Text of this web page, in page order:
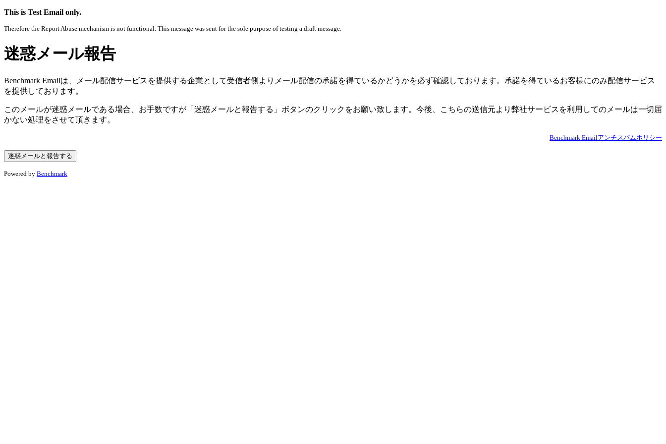
This is Test Email only.
Therefore the Report Abuse mechanism is not functional. This message was sent for the sole purpose of testing a draft message.
迷惑メール報告
Benchmark Emailは、メール配信サービスを提供する企業として受信者側よりメール配信の承諾を得ているかどうかを必ず確認しております。承諾を得ているお客様にのみ配信サービス
を提供しております。
このメールが迷惑メールである場合、お手数ですが「迷惑メールと報告する」ボタンのクリックをお願い致します。今後、こちらの送信元より弊社サービスを利用してのメールは一切届
かない処理をさせて頂きます。
Benchmark Emailアンチスパムポリシー
Powered by Benchmark